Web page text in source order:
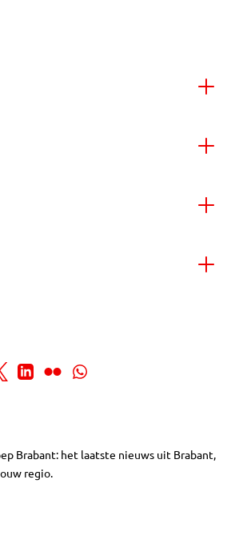
Brabant: het laatste nieuws uit Brabant,
regio.